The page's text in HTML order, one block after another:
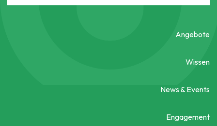
Angebote
Wissen
News & Events
Engagement